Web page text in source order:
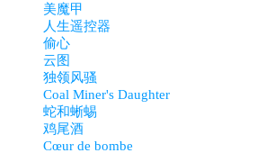
美魔甲
人生遥控器
偷心
云图
独领风骚
Coal Miner's Daughter
蛇和蜥蜴
鸡尾酒
Cœur de bombe